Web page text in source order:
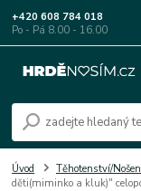
+420 608 784 018
Po - Pá 8.00 - 16.00
Úvod Těhotenství/
děti(miminko a kluk)"